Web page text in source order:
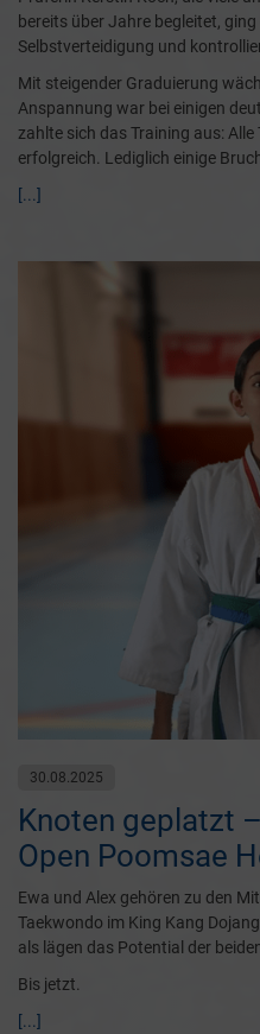
bereits über Jahre begleitet,
Selbstverteidigung und
Mit steigender Graduierung
Anspannung war bei einigen
zahlte sich das Training aus:
erfolgreich. Lediglich einige
[...]
30.08.2025
Knoten geplatzt
Open Poomsae
Ewa und Alex gehören zu den
Taekwondo im King Kang
als lägen das Potential der
Bis jetzt.
[...]